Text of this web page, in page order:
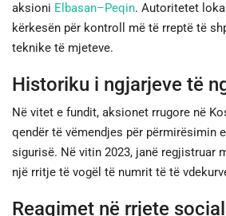
aksioni Elbasan–Peqin. Autoritetet
kërkesën për kontroll më të rreptë të
teknike të mjeteve.
Historiku i ngjarjeve të
Në vitet e fundit, aksionet rrugore në
qendër të vëmendjes për përmirësimin
sigurisë. Në vitin 2023, janë regjistruar
një rritje të vogël të numrit të të
Reagimet në rrjete